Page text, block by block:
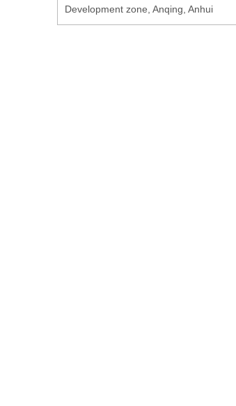
Development zone, Anqing, Anhui